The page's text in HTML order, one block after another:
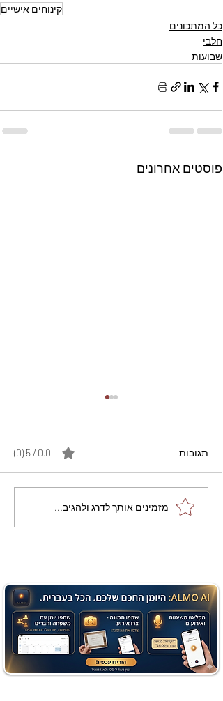
קינוחים אישיים
כל המתכונים
חלבי
שבועות
פוסטים אחרונים
מתכון מנצח עוגת מייפל
שוקולד בחושה וקלה - זיוה
תגובות 0.0 / 5 ‏(0)
מזמינים אותך לדרג ולהגיב...